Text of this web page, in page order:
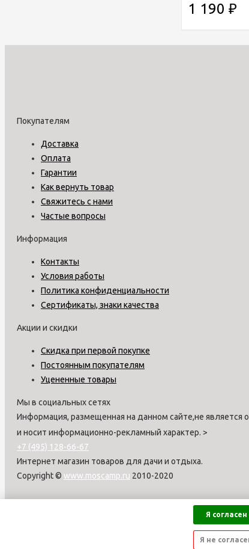
Я согласен
Я не
1 190 ₽
Покупателям
Доставка
Оплата
Гарантии
Как вернуть товар
Свяжитесь с нами
Частые вопросы
Информация
Контакты
Условия работы
Политика конфиденциальности
Сертификаты, знаки качества
Акции и скидки
Скидка при первой покупке
Постоянным покупателям
Уцененные товары
Мы в социальных сетях
Информация, размещенная на данном сайте,не является
и носит информационно-рекламный характер. >
+7 (495) 128-66-67
Интернет магазин товаров для дачи и отдыха.
Copyright © www.moscamp.ru 2010-2020